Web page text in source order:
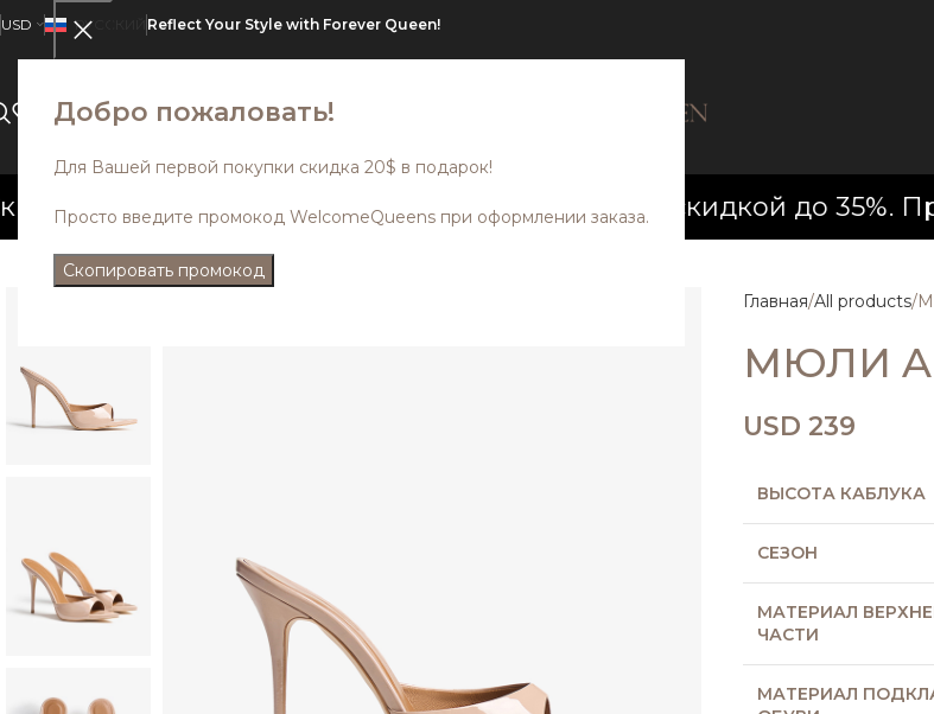
Добро пожаловать!
Для Вашей первой покупки скидка 20$ в подарок!
Просто введите промокод WelcomeQueens при оформлении заказа.
Скопировать промокод
USD РУССКИЙ Reflect Your Style with Forever Queen!
ВСЕ КАТЕГОРИИО НАСSALE
суммируются. Модели из дисконта со скидкой до 35%.
Главная All products
МЮЛИ
USD 239
ВЫСОТА КАБЛУКА
СЕЗОН
МАТЕРИАЛ
ЧАСТИ
МАТЕРИАЛ